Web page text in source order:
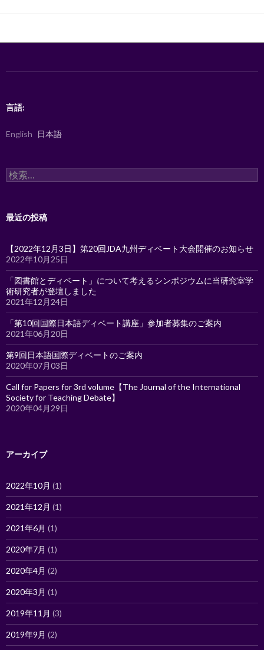
ー
ン
言語:
English 日本語
検
索:
最近の投稿
【2022年12月3日】第20回JDA九州ディベート大会開催のお知らせ
2022年10月25日
「図書館とディベート」について考えるシンポジウムに当研究室学
術研究者が登壇しました
2021年12月24日
「第10回国際日本語ディベート講座」参加者募集のご案内
2021年06月20日
第9回日本語国際ディベートのご案内
2020年07月03日
Call for Papers for 3rd volume【The Journal of the International
Society for Teaching Debate】
2020年04月29日
アーカイブ
2022年10月 (1)
2021年12月 (1)
2021年6月 (1)
2020年7月 (1)
2020年4月 (2)
2020年3月 (1)
2019年11月 (3)
2019年9月 (2)